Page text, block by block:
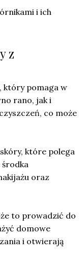
i ich
z
który pomaga w
rano, jak i
co może
skóry, które polega
środka
oraz
to prowadzić do
domowe
i otwierają